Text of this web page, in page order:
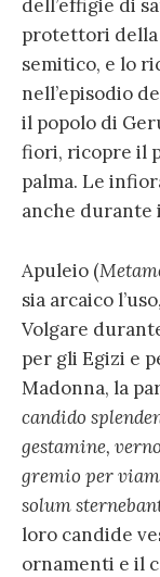
dell’effigie di
protettori della
semitico, e lo
nell’episodio
il popolo di
fiori, ricopre il
palma. Le
anche durante
Apuleio (
sia arcaico
Volgare
per gli Egizi e
Madonna, la
candido
gestamine,
gremio per
solum
loro candide
ornamenti e il